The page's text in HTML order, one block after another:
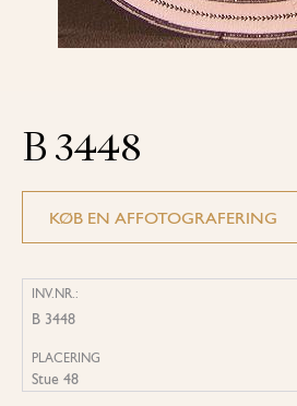
B 3448
KØB EN AFFOTOGRAFERING
INV.NR.:
B 3448
PLACERING
Stue 48